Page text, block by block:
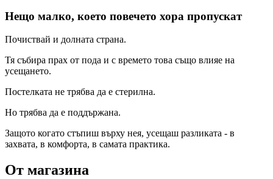
Нещо малко, което повечето хора пропускат
Почиствай и долната страна.
Тя събира прах от пода и с времето това също влияе на
усещането.
Постелката не трябва да е стерилна.
Но трябва да е поддържана.
Защото когато стъпиш върху нея, усещаш разликата - в
захвата, в комфорта, в самата практика.
От магазина